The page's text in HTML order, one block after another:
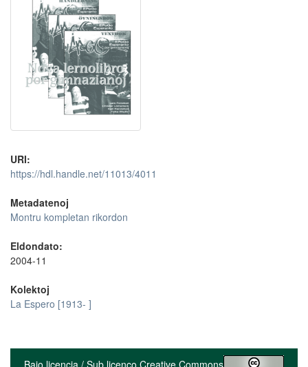
URI:
https://hdl.handle.net/11013/4011
Metadatenoj
Montru kompletan rikordon
Eldondato:
2004-11
Kolektoj
La Espero [1913- ]